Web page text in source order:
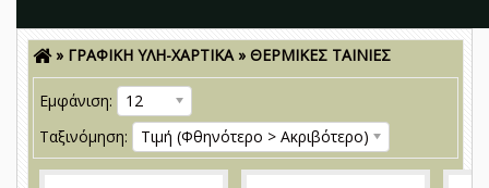
Είσοδος Εγγραφή
» ΓΡΑΦΙΚΗ ΥΛΗ-ΧΑΡΤΙΚΑ» ΘΕΡΜΙΚΕΣ ΤΑΙΝΙΕΣ
Εμφάνιση:
12
Ταξινόμηση:
Τιμή (Φθηνότερο > Ακριβότερο)